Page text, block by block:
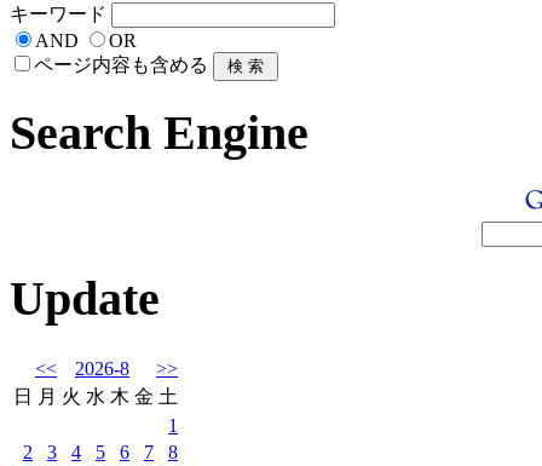
キーワード
AND
OR
ページ内容も含める
Search Engine
Update
<< 2026-8
>>
日
月 火 水 木 金 土
1
2
3 4 5 6 7
8